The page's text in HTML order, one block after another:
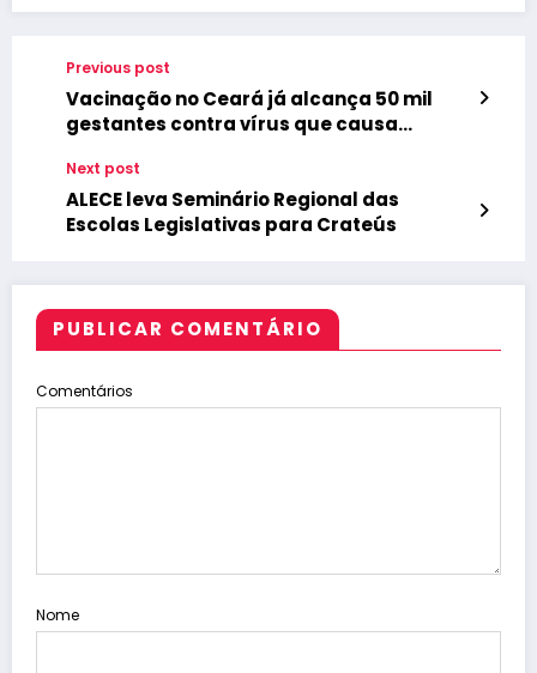
Previous post
Vacinação no Ceará já alcança 50 mil
gestantes contra vírus que causa
Next post
ALECE leva Seminário Regional das
Escolas Legislativas para Crateús
PUBLICAR COMENTÁRIO
Comentários
Nome